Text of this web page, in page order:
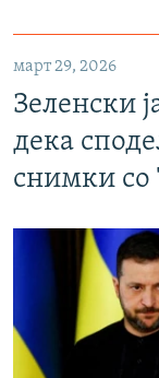
март 29, 2026
Зеленски
дека
снимки со